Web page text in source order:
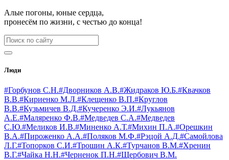
Алые погоны, юные сердца,
пронесём по жизни, с честью до конца!
Люди
#Горбунов С.Н.#Дворников А.В.#Жидраков Ю.Б.#Квачков
В.В.#Кириенко М.Л.#Клещенко В.П.#Круглов
В.В.#Кузьмичев В.Д.#Кучеренко Э.И.#Лукьянов
А.Е.#Маляренко Ф.В.#Медведев С.А.#Медведев
С.Ю.#Меликов И.В.#Миненко А.Т.#Михин П.А.#Орешкин
В.А.#Пироженко А.А.#Поляков М.Ф.#Рэцой А.Д.#Самойлова
Л.Г.#Топорков С.И.#Трошин А.К.#Турчанов В.М.#Хренин
В.Г.#Чайка Н.Н.#Черненок П.Н.#Щербович В.М.